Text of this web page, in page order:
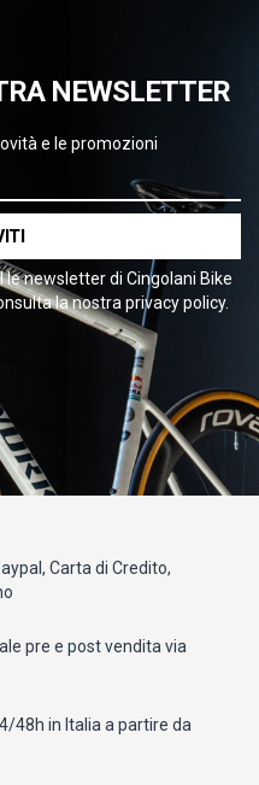
NEWSLETTER
e le promozioni
newsletter di Cingolani Bike
la nostra privacy policy.
Carta di Credito,
pre e post vendita via
48h in Italia a partire da